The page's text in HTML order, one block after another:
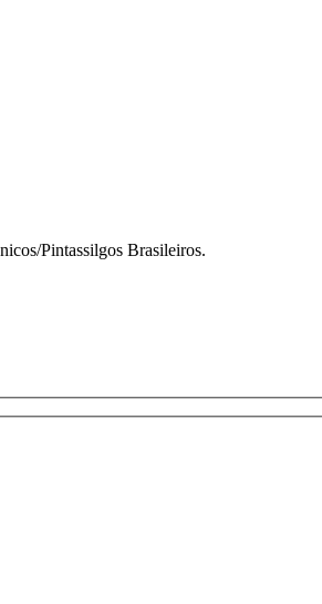
Pintassilgos Brasileiros.